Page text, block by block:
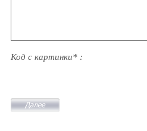
Код с картинки* :